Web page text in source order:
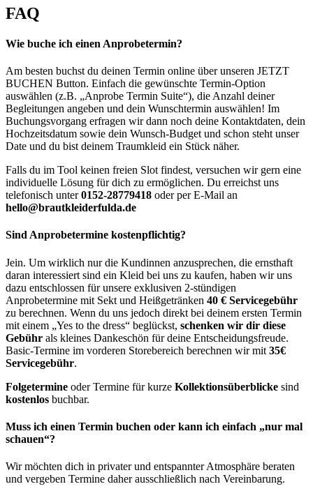
FAQ
Wie buche ich einen Anprobetermin?
Am besten buchst du deinen Termin online über unseren JETZT
BUCHEN Button. Einfach die gewünschte Termin-Option
auswählen (z.B. „Anprobe Termin Suite“), die Anzahl deiner
Begleitungen angeben und dein Wunschtermin auswählen! Im
Buchungsvorgang erfragen wir dann noch deine Kontaktdaten, dein
Hochzeitsdatum sowie dein Wunsch-Budget und schon steht unser
Date und du bist deinem Traumkleid ein Stück näher.
Falls du im Tool keinen freien Slot findest, versuchen wir gern eine
individuelle Lösung für dich zu ermöglichen. Du erreichst uns
telefonisch unter0152-28779418 oder per E-Mail an
hello@brautkleiderfulda.de
Sind Anprobetermine kostenpflichtig?
Jein. Um wirklich nur die Kundinnen anzusprechen, die ernsthaft
daran interessiert sind ein Kleid bei uns zu kaufen, haben wir uns
dazu entschlossen für unsere exklusiven 2-stündigen
Anprobetermine mit Sekt und Heißgetränken 40 € Servicegebühr
zu berechnen. Wenn du uns jedoch direkt bei deinem ersten Termin
mit einem „Yes to the dress“ beglückst, schenken wir dir diese
Gebühr als kleines Dankeschön für deine Entscheidungsfreude.
Basic-Termine im vorderen Storebereich berechnen wir mit 35€
Servicegebühr.
Folgetermine oder Termine für kurze Kollektionsüberblicke sind
kostenlos buchbar.
Muss ich einen Termin buchen oder kann ich einfach „nur mal
schauen“?
Wir möchten dich in privater und entspannter Atmosphäre beraten
und vergeben Termine daher ausschließlich nach Vereinbarung.